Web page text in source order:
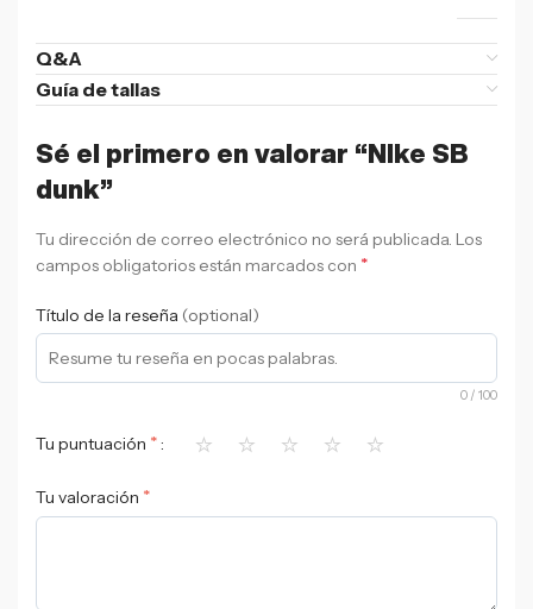
Q&A
Guía de tallas
Sé el primero en valorar “NIke SB
dunk”
Tu dirección de correo electrónico no será publicada. Los
campos obligatorios están marcados con *
Título de la reseña (optional)
0 / 100
Tu puntuación * ⭐ ⭐ ⭐ ⭐ ⭐
Tu valoración *